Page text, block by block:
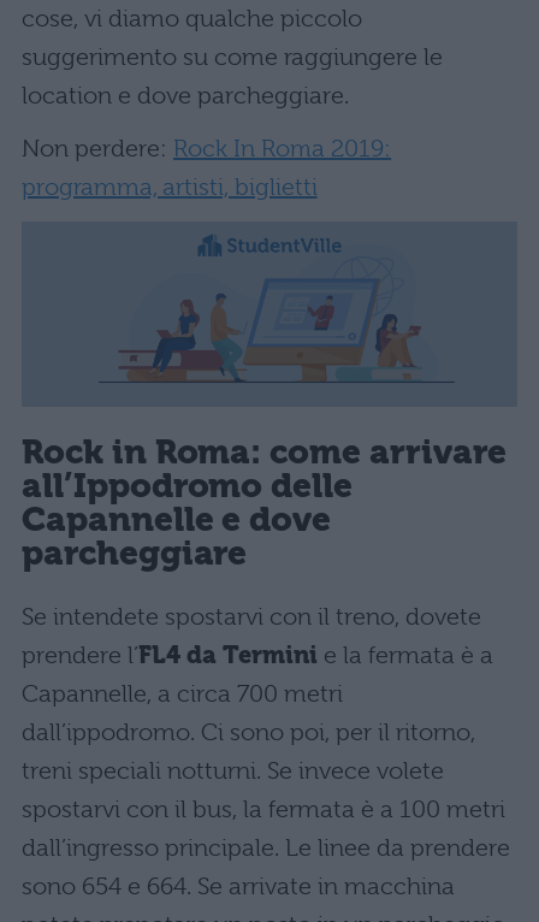
cose, vi diamo qualche piccolo
suggerimento su come raggiungere le
location e dove parcheggiare.
Non perdere: Rock In Roma 2019:
programma, artisti, biglietti
Rock in Roma: come arrivare
all’Ippodromo delle
Capannelle e dove
parcheggiare
Se intendete spostarvi con il treno, dovete
prendere l’FL4 da Termini e la fermata è a
Capannelle, a circa 700 metri
dall’ippodromo. Ci sono poi, per il ritorno,
treni speciali notturni. Se invece volete
spostarvi con il bus, la fermata è a 100 metri
dall’ingresso principale. Le linee da prendere
sono 654 e 664. Se arrivate in macchina